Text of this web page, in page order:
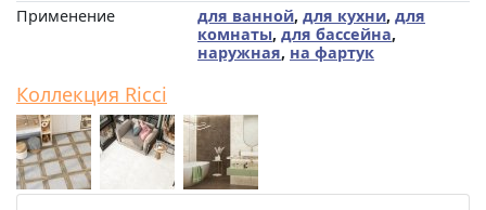
Применение
для ванной, для кухни, для
комнаты, для бассейна,
наружная, на фартук
Коллекция Ricci